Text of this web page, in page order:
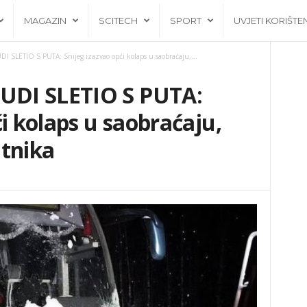
MAGAZIN SCITECH SPORT UVJETI
SLETIO S PUTA: Snijeg izazvao opći kolaps u saobraćaju,...
SLETIO S PUTA:
kolaps u saobraćaju,